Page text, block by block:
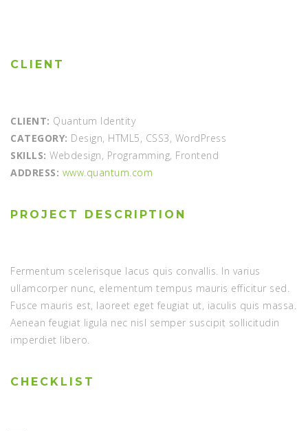
CLIENT
CLIENT: Quantum Identity
CATEGORY: Design, HTML5, CSS3, WordPress
SKILLS: Webdesign, Programming, Frontend
ADDRESS: www.quantum.com
PROJECT DESCRIPTION
Fermentum scelerisque lacus quis convallis. In varius
ullamcorper nunc, elementum tempus mauris efficitur sed.
Fusce mauris est, laoreet eget feugiat ut, iaculis quis massa.
Aenean feugiat ligula nec nisl semper suscipit sollicitudin
imperdiet libero.
CHECKLIST